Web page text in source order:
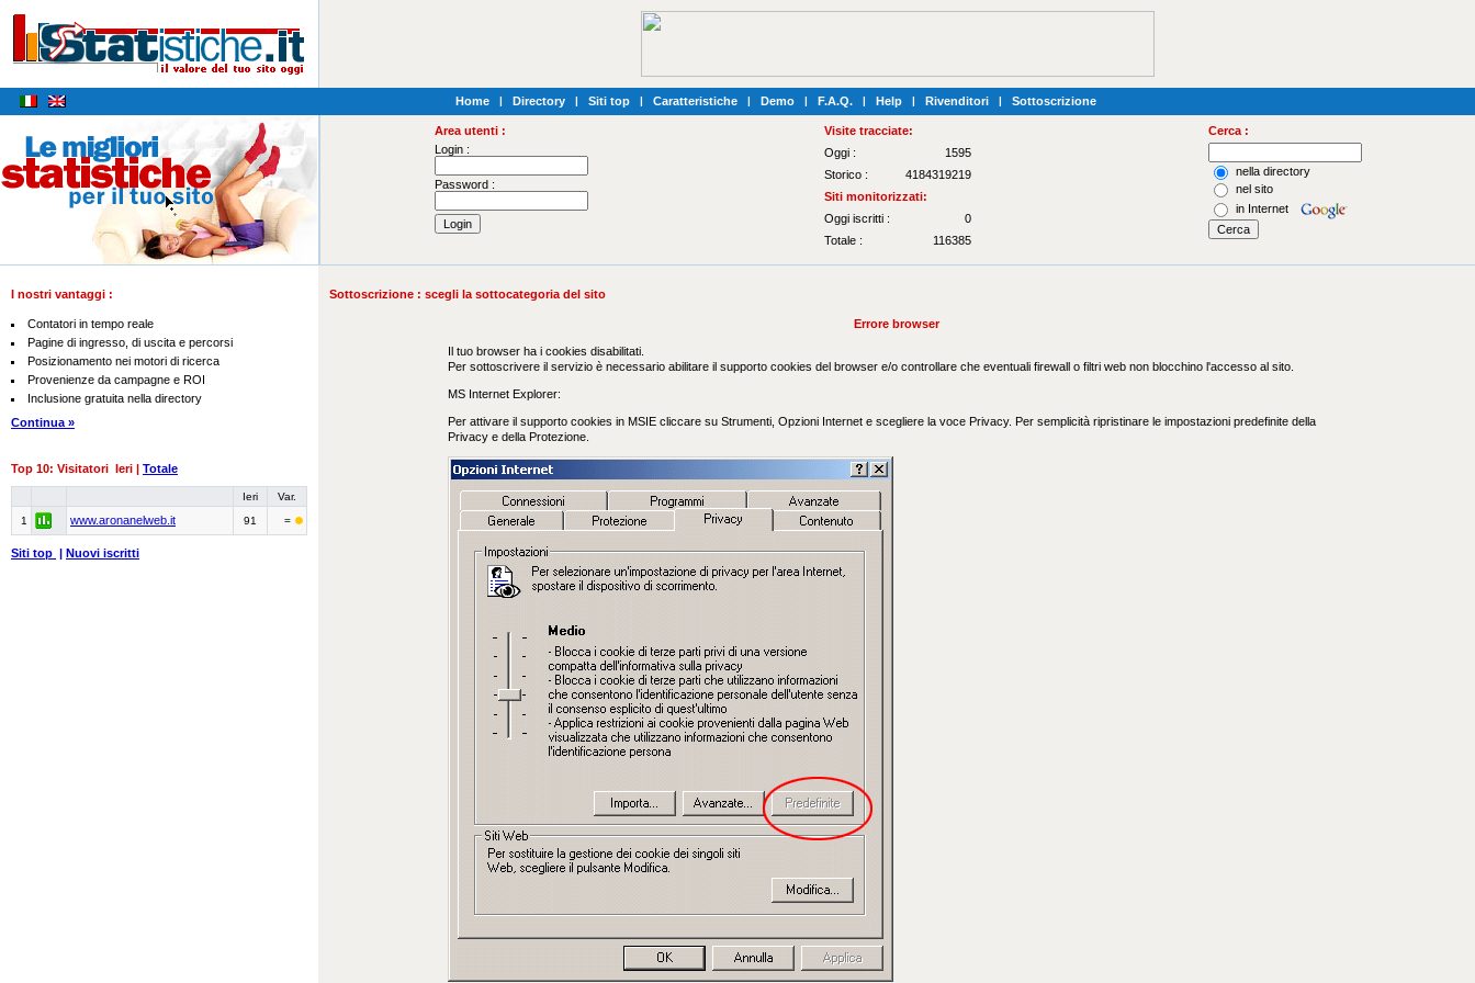
Home | Directory | Siti top | Caratteristiche | Demo | F.A.Q. | Help | Rivenditori | Sottoscrizione
Area utenti :
Login :
Password :
Visite tracciate:
Oggi :
1595
Storico :
4184319219
Siti monitorizzati:
Oggi iscritti :
0
Totale :
116385
Cerca :
nella directory
nel sito
in Internet
I nostri vantaggi :
Contatori in tempo reale
Pagine di ingresso, di uscita e percorsi
Posizionamento nei motori di ricerca
Provenienze da campagne e ROI
Inclusione gratuita nella directory
Continua »
Top 10: Visitatori Ieri | Totale
Ieri
Var.
1
www.aronanelweb.it 91 =
Siti top | Nuovi iscritti
Sottoscrizione : scegli la sottocategoria del sito
Errore browser
Il tuo browser ha i cookies disabilitati.
Per sottoscrivere il servizio è necessario abilitare il supporto cookies del browser e/o controllare che eventuali firewall o filtri web non blocchino l'accesso al sito.
MS Internet Explorer:
Per attivare il supporto cookies in MSIE cliccare su Strumenti, Opzioni Internet e scegliere la voce Privacy. Per semplicità ripristinare le impostazioni predefinite della
Privacy e della Protezione.